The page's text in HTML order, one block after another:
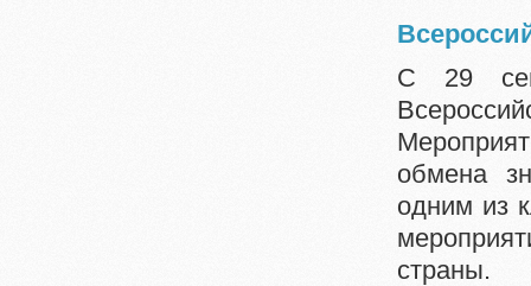
С 29
обмена
одним из
страны.